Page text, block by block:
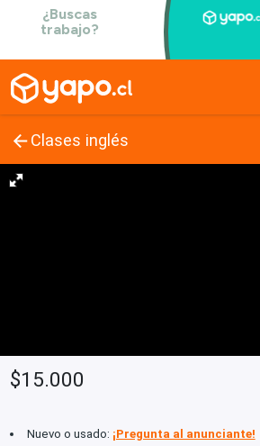
Clases inglés
$15.000
Nuevo o usado: ¡Pregunta al anunciante!